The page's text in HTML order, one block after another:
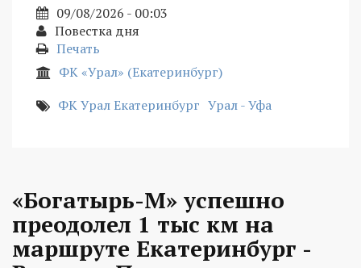
09/08/2026 - 00:03
Повестка дня
Печать
ФК «Урал» (Екатеринбург)
ФК Урал Екатеринбург Урал - Уфа
«Богатырь-М» успешно
преодолел 1 тыс км на
маршруте Екатеринбург -